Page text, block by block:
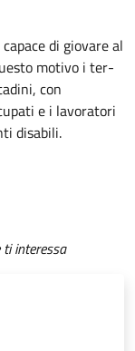
di giovare al
motivo i ter­
con
e i lavoratori
disabili.
ti interessa